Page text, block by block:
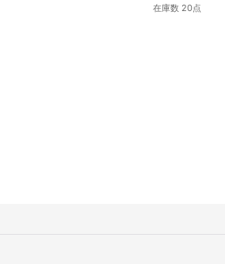
在庫数 20点